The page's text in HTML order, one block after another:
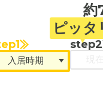
約
ピッタ
step2